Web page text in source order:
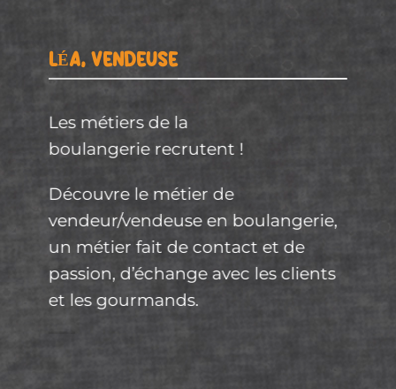
LÉA, VENDEUSE
Les métiers de la
boulangerie recrutent !
Découvre le métier de
vendeur/vendeuse en boulangerie,
un métier fait de contact et de
passion, d’échange avec les clients
et les gourmands.